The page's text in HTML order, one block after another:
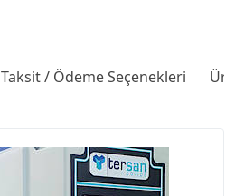
Taksit / Ödeme Seçenekleri